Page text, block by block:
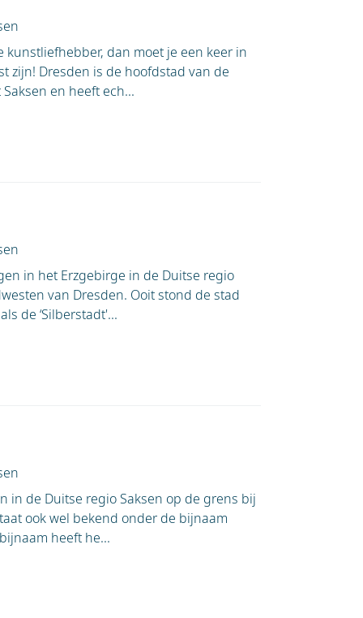
kunstliefhebber, dan moet je een keer in
zijn! Dresden is de hoofdstad van de
en heeft ech...
in het Erzgebirge in de Duitse regio
van Dresden. Ooit stond de stad
de ‘Silberstadt'...
in de Duitse regio Saksen op de grens bij
ook wel bekend onder de bijnaam
heeft he...